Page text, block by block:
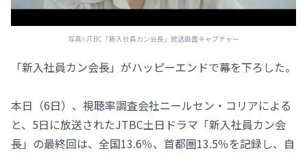
写真=JTBC「新入社員カン会長」放送画面キャプチャー
「新入社員カン会長」がハッピーエンドで幕を下ろした。
本日（6日）、視聴率調査会社ニールセン・コリアによる
と、5日に放送されたJTBC土日ドラマ「新入社員カン会
長」の最終回は、全国13.6％、首都圏13.5％を記録し、自